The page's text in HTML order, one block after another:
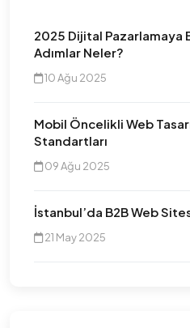
2025 Dijital Pazarlamaya
Adımlar Neler?
10 Ağu 2025
Mobil Öncelikli Web
Standartları
09 Ağu 2025
İstanbul’da B2B Web
21 May 2025